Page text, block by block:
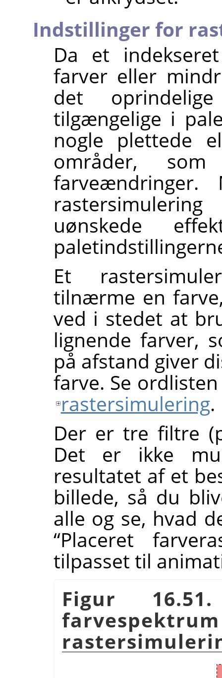
Indstillinger for
Da et
farver eller
det
tilgængelige i
nogle plettede
områder,
uønskede
Et
tilnærme en
ved i stedet at
lignende farver,
på afstand giver
farve. Se
rastersimulering.
Der er tre filtre
Det er ikke
resultatet af et
billede, så du
alle og se, hvad
“Placeret
tilpasset til
Figur